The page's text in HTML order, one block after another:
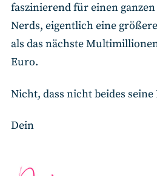
faszinierend für einen
Nerds, eigentlich eine
als das nächste
Euro.
Nicht, dass nicht beides
Dein